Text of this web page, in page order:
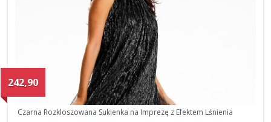
242,90
Czarna Rozkloszowana Sukienka na Imprezę z Efektem Lśnienia